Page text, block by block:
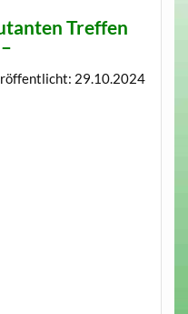
Treffen
–
29.10.2024